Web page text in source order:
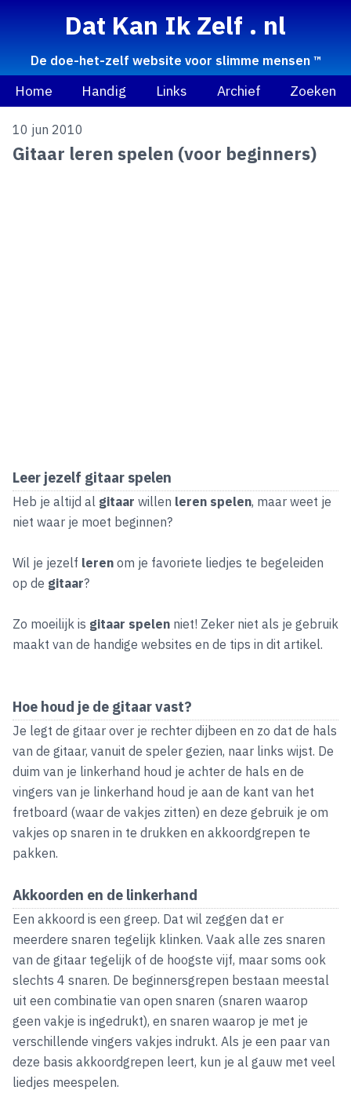
Dat Kan Ik Zelf . nl
De doe-het-zelf website voor slimme mensen ™
Home Handig Links Archief Zoeken
10 jun 2010
Gitaar leren spelen (voor beginners)
Leer jezelf gitaar spelen
Heb je altijd al gitaar willen leren spelen, maar weet je
niet waar je moet beginnen?
Wil je jezelf leren om je favoriete liedjes te begeleiden
op de gitaar?
Zo moeilijk is gitaar spelen niet! Zeker niet als je gebruik
maakt van de handige websites en de tips in dit artikel.
Hoe houd je de gitaar vast?
Je legt de gitaar over je rechter dijbeen en zo dat de hals
van de gitaar, vanuit de speler gezien, naar links wijst. De
duim van je linkerhand houd je achter de hals en de
vingers van je linkerhand houd je aan de kant van het
fretboard (waar de vakjes zitten) en deze gebruik je om
vakjes op snaren in te drukken en akkoordgrepen te
pakken.
Akkoorden en de linkerhand
Een akkoord is een greep. Dat wil zeggen dat er
meerdere snaren tegelijk klinken. Vaak alle zes snaren
van de gitaar tegelijk of de hoogste vijf, maar soms ook
slechts 4 snaren. De beginnersgrepen bestaan meestal
uit een combinatie van open snaren (snaren waarop
geen vakje is ingedrukt), en snaren waarop je met je
verschillende vingers vakjes indrukt. Als je een paar van
deze basis akkoordgrepen leert, kun je al gauw met veel
liedjes meespelen.